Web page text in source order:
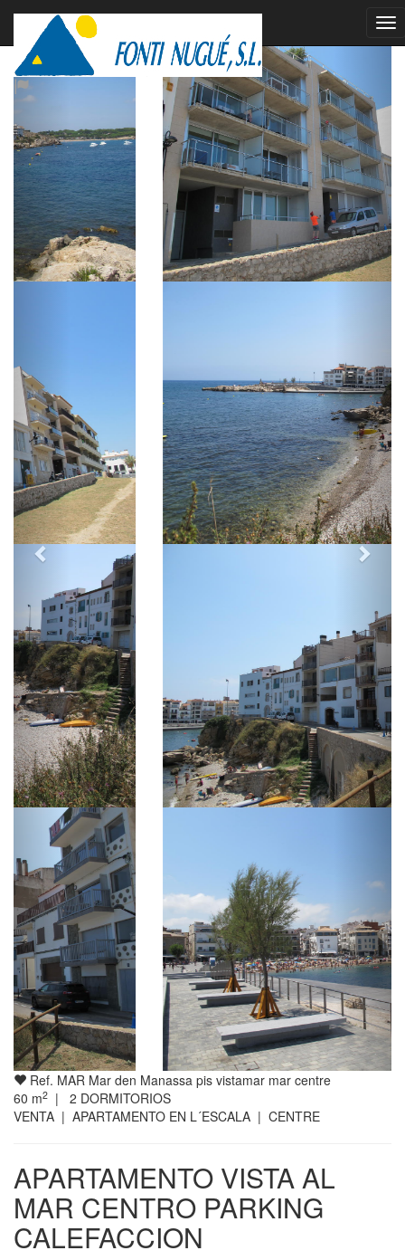
vendido
Ref. MAR Mar den Manassa pis vistamar mar centre
60 m2 | 2 DORMITORIOS
VENTA | APARTAMENTO EN L´ESCALA | CENTRE
APARTAMENTO VISTA AL
MAR CENTRO PARKING
CALEFACCION